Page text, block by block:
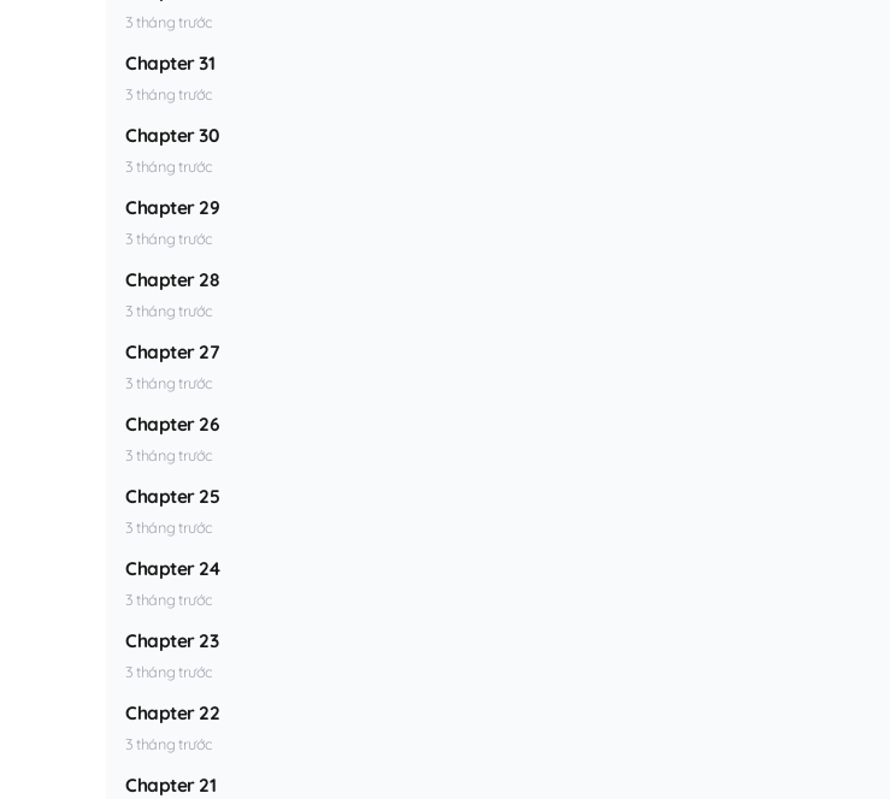
3 tháng trước
Chapter 31
3 tháng trước
Chapter 30
3 tháng trước
Chapter 29
3 tháng trước
Chapter 28
3 tháng trước
Chapter 27
3 tháng trước
Chapter 26
3 tháng trước
Chapter 25
3 tháng trước
Chapter 24
3 tháng trước
Chapter 23
3 tháng trước
Chapter 22
3 tháng trước
Chapter 21